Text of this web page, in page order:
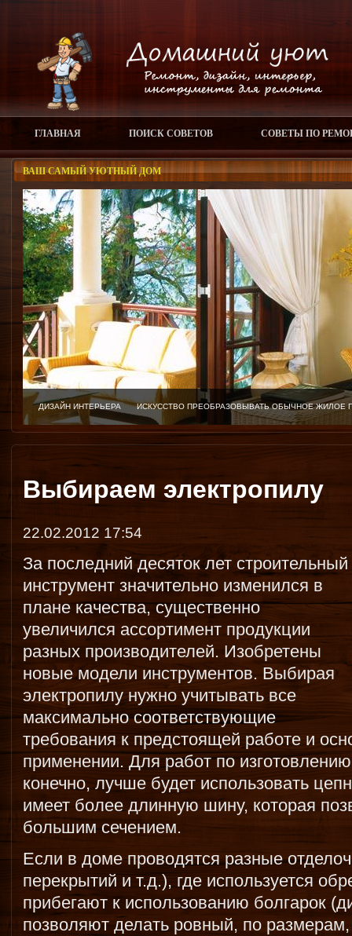
ГЛАВНАЯ ПОИСК СОВЕТОВ СОВЕТЫ ПО
ВАШ САМЫЙ УЮТНЫЙ ДОМ
ДИЗАЙН ИНТЕРЬЕРА ИСКУССТВО ПРЕОБРАЗОВЫВАТЬ ОБЫЧНОЕ
Выбираем электропилу
22.02.2012 17:54
За последний десяток лет строительный
инструмент значительно изменился в
плане качества, существенно
увеличился ассортимент продукции
разных производителей. Изобретены
новые модели инструментов. Выбирая
электропилу нужно учитывать все
максимально соответствующие
требования к предстоящей работе и
применении. Для работ по
конечно, лучше будет использовать
имеет более длинную шину, которая
большим сечением.
Если в доме проводятся разные
перекрытий и т.д.), где используется
прибегают к использованию болгарок
позволяют делать ровный, по